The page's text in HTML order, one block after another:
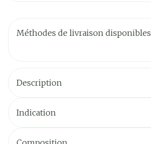
Méthodes de livraison disponibles
Description
Indication